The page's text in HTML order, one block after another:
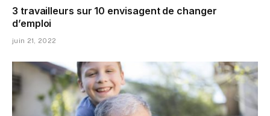
3 travailleurs sur 10 envisagent de changer
d’emploi
juin 21, 2022